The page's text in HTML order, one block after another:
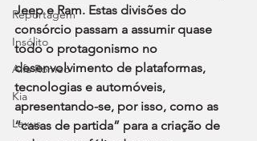
Reportagem
Insólito
Alfa Romeo
Kia
Lexus
Jeep e Ram. Estas divisões do
consórcio passam a assumir quase
todo o protagonismo no
desenvolvimento de plataformas,
tecnologias e automóveis,
apresentando-se, por isso, como as
“casas de partida” para a criação de